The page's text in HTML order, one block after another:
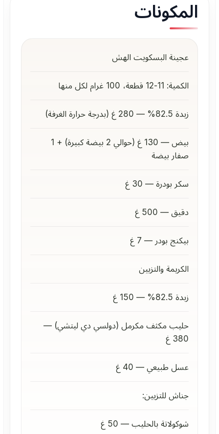
المكونات
عجينة البسكويت الهش
الكمية: 11-12 قطعة، 100 غرام لكل منها
زبدة 82.5% — 280 غ (بدرجة حرارة الغرفة)
بيض — 130 غ (حوالي 2 بيضة كبيرة) + 1
صفار بيضة
سكر بودرة — 30 غ
دقيق — 500 غ
بيكنج بودر — 7 غ
الكريمة والتزيين
زبدة 82.5% — 150 غ
حليب مكثف مكرمل (دولسي دي ليتشي) —
380 غ
عسل طبيعي — 40 غ
جناش للتزيين:
شوكولاتة بالحليب — 50 غ